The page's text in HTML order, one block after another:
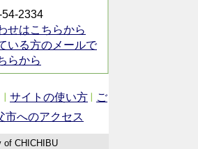
2334
せはこちらから
いる方のメールで
らから
サイトの使い方
ご
市へのアクセス
of CHICHIBU